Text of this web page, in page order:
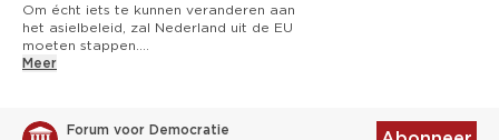
Om écht iets te kunnen veranderen aan
het asielbeleid, zal Nederland uit de EU
moeten stappen.
Gideon van Meijeren vraagt Marina
Meer
Forum voor Democratie